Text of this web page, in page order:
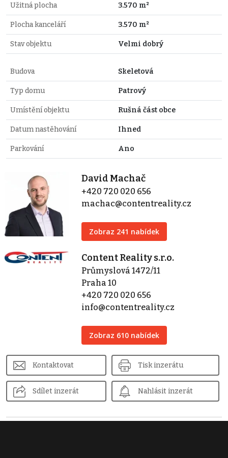
Užitná plocha 3.570 m²
Plocha kanceláří 3.570 m²
Stav objektu Velmi dobrý
Budova Skeletová
Typ domu Patrový
Umístění objektu Rušná část obce
Datum nastěhování Ihned
Parkování Ano
David Machač
+420 720 020 656
machac@contentreality.cz
Zobraz 241 nabídek
Content Reality s.r.o.
Průmyslová 1472/11
Praha 10
+420 720 020 656
info@contentreality.cz
Zobraz 610 nabídek
Kontaktovat Tisk inzerátu
Sdílet inzerát Nahlásit inzerát